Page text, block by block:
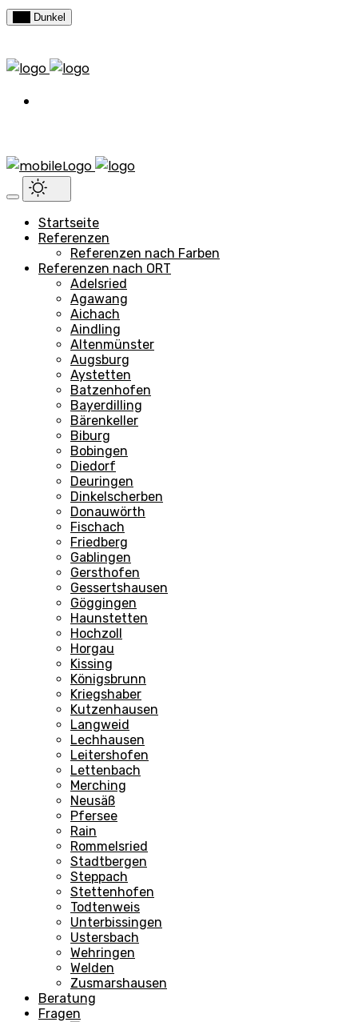
Dunkel
Startseite
Referenzen
Referenzen nach Farben
Referenzen nach ORT
Adelsried
Agawang
Aichach
Aindling
Altenmünster
Augsburg
Aystetten
Batzenhofen
Bayerdilling
Bärenkeller
Biburg
Bobingen
Diedorf
Deuringen
Dinkelscherben
Donauwörth
Fischach
Friedberg
Gablingen
Gersthofen
Gessertshausen
Göggingen
Haunstetten
Hochzoll
Horgau
Kissing
Königsbrunn
Kriegshaber
Kutzenhausen
Langweid
Lechhausen
Leitershofen
Lettenbach
Merching
Neusäß
Pfersee
Rain
Rommelsried
Stadtbergen
Steppach
Stettenhofen
Todtenweis
Unterbissingen
Ustersbach
Wehringen
Welden
Zusmarshausen
Beratung
Fragen